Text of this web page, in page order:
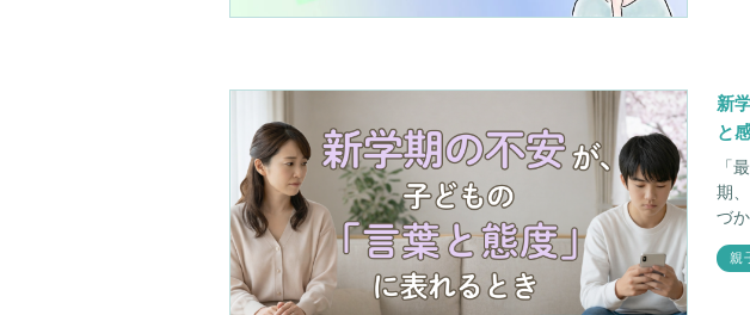
新
と
「
期、そ
づ
親